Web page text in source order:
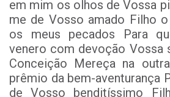
em mim os olhos de Vossa
me de Vosso amado Filho
os meus pecados Para
venero com devoção Vossa
Conceição Mereça na
prêmio da bem-aventurança
de Vosso benditíssimo